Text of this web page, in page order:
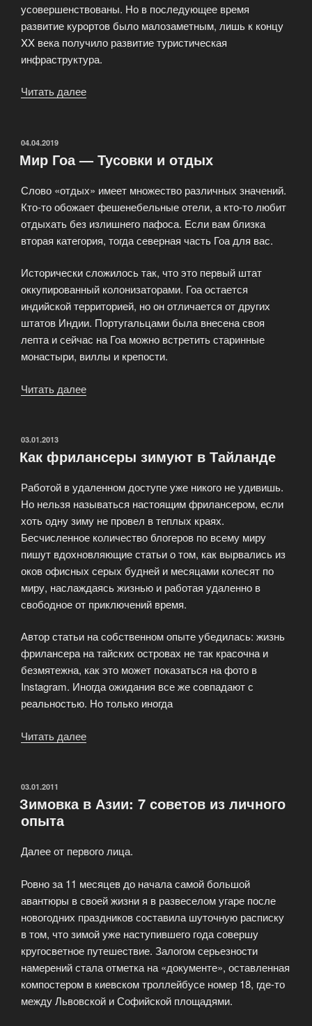
усовершенствованы. Но в последующее время
развитие курортов было малозаметным, лишь к концу
XX века получило развитие туристическая
инфраструктура.
Читать далее
ОПУБЛИКОВАНО
04.04.2019
Мир Гоа — Тусовки и отдых
Слово «отдых» имеет множество различных значений.
Кто-то обожает фешенебельные отели, а кто-то любит
отдыхать без излишнего пафоса. Если вам близка
вторая категория, тогда северная часть Гоа для вас.
Исторически сложилось так, что это первый штат
оккупированный колонизаторами. Гоа остается
индийской территорией, но он отличается от других
штатов Индии. Португальцами была внесена своя
лепта и сейчас на Гоа можно встретить старинные
монастыри, виллы и крепости.
Читать далее
и
ОПУБЛИКОВАНО
03.01.2013
Как фрилансеры зимуют в Тайланде
Работой в удаленном доступе уже никого не удивишь.
Но нельзя называться настоящим фрилансером, если
хоть одну зиму не провел в теплых краях.
Бесчисленное количество блогеров по всему миру
пишут вдохновляющие статьи о том, как вырвались из
оков офисных серых будней и месяцами колесят по
миру, наслаждаясь жизнью и работая удаленно в
свободное от приключений время.
Автор статьи на собственном опыте убедилась: жизнь
фрилансера на тайских островах не так красочна и
безмятежна, как это может показаться на фото в
Instagram. Иногда ожидания все же совпадают с
реальностью. Но только иногда
Читать далее
Тайланде»
ОПУБЛИКОВАНО
03.01.2011
Зимовка в Азии: 7 советов из личного
опыта
Далее от первого лица.
Ровно за 11 месяцев до начала самой большой
авантюры в своей жизни я в развеселом угаре после
новогодних праздников составила шуточную расписку
в том, что зимой уже наступившего года совершу
кругосветное путешествие. Залогом серьезности
намерений стала отметка на «документе», оставленная
компостером в киевском троллейбусе номер 18, где-то
между Львовской и Софийской площадями.